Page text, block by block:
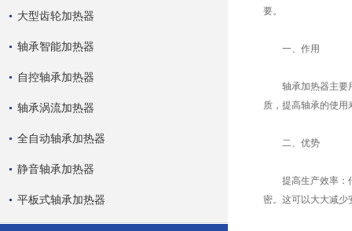
大型齿轮加热器
轴承智能加热器
自控轴承加热器
轴承涡流加热器
全自动轴承加热器
静音轴承加热器
平板式轴承加热器
要。
一、作用
轴承加热器主要用
质，提高轴承的使
二、优势
提高生产效率：传
密。这可以大大减少